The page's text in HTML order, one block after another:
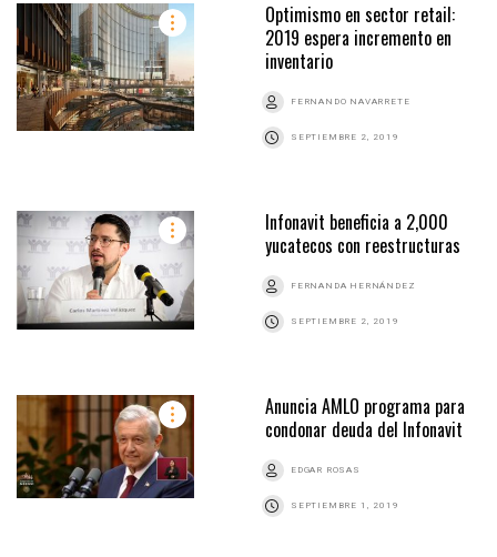
Optimismo en sector retail:
2019 espera incremento en
inventario
FERNANDO NAVARRETE
SEPTIEMBRE 2, 2019
Infonavit beneficia a 2,000
yucatecos con reestructuras
FERNANDA HERNÁNDEZ
SEPTIEMBRE 2, 2019
Anuncia AMLO programa para
condonar deuda del Infonavit
EDGAR ROSAS
SEPTIEMBRE 1, 2019